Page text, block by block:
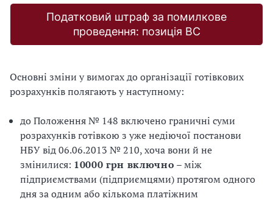
Податковий штраф за помилкове
проведення: позиція ВС
Основні зміни у вимогах до організації готівкових
розрахунків полягають у наступному:
до Положення № 148 включено граничні суми
розрахунків готівкою з уже недіючої постанови
НБУ від 06.06.2013 № 210, хоча вони й не
змінилися: 10000 грн включно – між
підприємствами (підприємцями) протягом одного
дня за одним або кількома платіжним